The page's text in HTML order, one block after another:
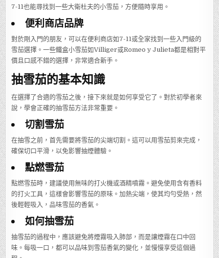
7-11也能尋找到一些大衛杜夫的小雪茄，方便隨時享用。
便利商店品牌
對於剛入門的朋友，可以在便利商店如7-11或全家找到一些入門級的
雪茄選擇。一些鐵盒小雪茄如Villiger或Romeo y Julieta都是相對平
價且口感不錯的選擇，非常適合新手。
抽雪茄的基本知識
在選擇了合適的雪茄之後，接下來就是如何享受它了。對於初學者來
說，學會正確的抽雪茄方法非常重要。
切割雪茄
在抽雪之前，首先需要將雪茄的尖端切割。這可以用雪茄剪來完成，
確保切口平滑，以免影響抽煙體驗。
點燃雪茄
點燃雪茄時，建議使用無味的打火機或酒精噴霧。避免使用含有香料
的打火工具，這樣會影響雪茄的原味。加熱尖端，使其均勻受熱，然
後輕輕吸入，品味雪茄的香氣。
如何抽雪茄
抽雪茄的過程中，應該避免將煙霧吸入肺部，而是讓煙霧在口中回
味。每吸一口，都可以品味到雪茄香氣的變化，並慢慢享受這個過